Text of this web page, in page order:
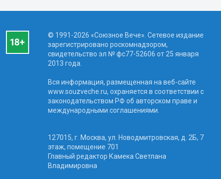
© 1991-2026 «Союзное Вече». Сетевое издание
зарегистрировано роскомнадзором,
свидетельство эл № фc77-52606 от 25 января
2013 года.
Вся информация, размещенная на веб-сайте
www.souzveche.ru, охраняется в соответствии с
законодательством РФ об авторском праве и
международными соглашениями.
127015, г. Москва, ул. Новодмитровская, д. 2Б, 7
этаж, помещение 701
Главный редактор Камека Светлана
Владимировна